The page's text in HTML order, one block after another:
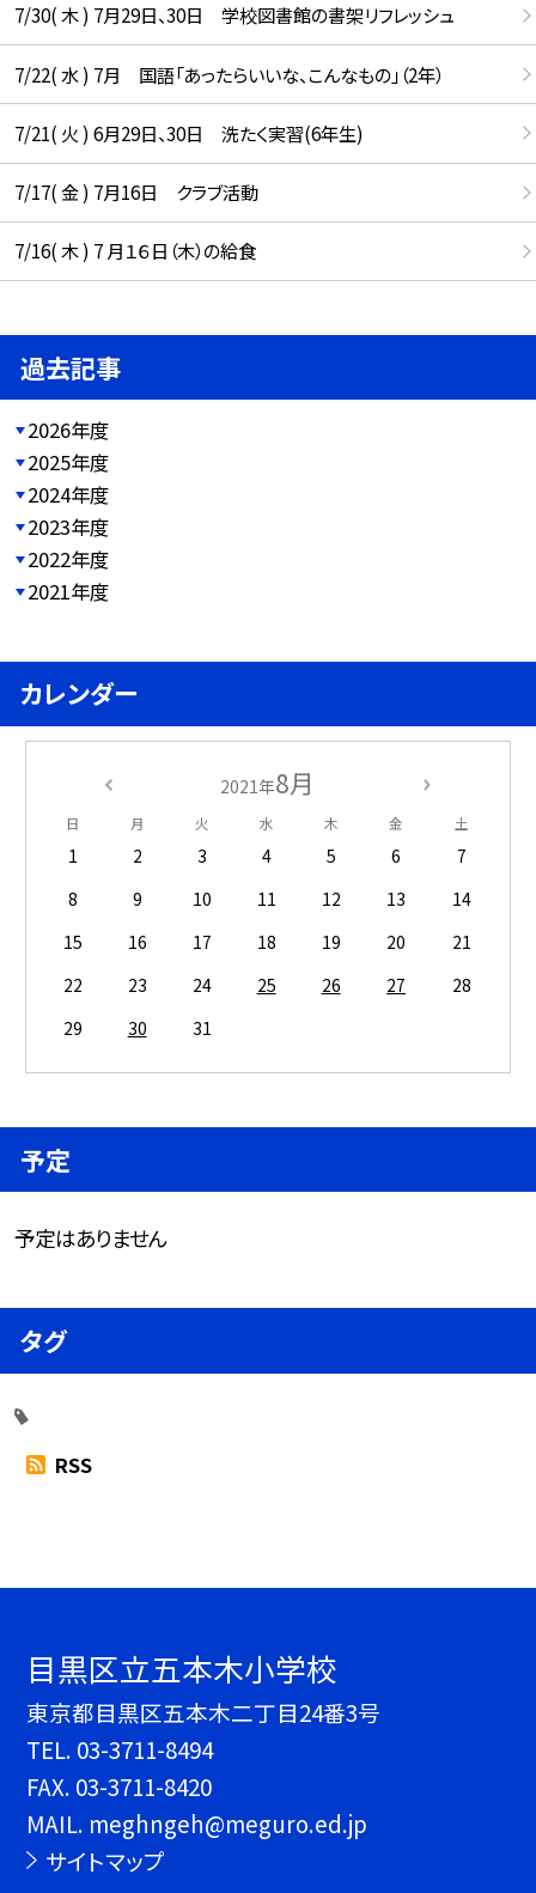
7/30( 木 ) 7月29日、30日 学校図書館の書架リフレッシュ
7/22( 水 ) 7月 国語「あったらいいな、こんなもの」（2年）
7/21( 火 ) 6月29日、30日 洗たく実習(6年生)
7/17( 金 ) 7月16日 クラブ活動
7/16( 木 ) 7 月１６日（木）の給食
過去記事
2026年度
2025年度
2024年度
2023年度
2022年度
2021年度
カレンダー
2021年8月
日 月 火 水 木 金 土
1 2 3 4 5 6
7
8
9 10 11 12 13
14
15
16 17 18 19 20
21
22
23 24 25 26 27
28
29
30 31
予定
予定はありません
タグ
RSS
目黒区立五本木小学校
東京都目黒区五本木二丁目24番3号
TEL. 03-3711-8494
FAX. 03-3711-8420
MAIL. meghngeh@meguro.ed.jp
サイトマップ